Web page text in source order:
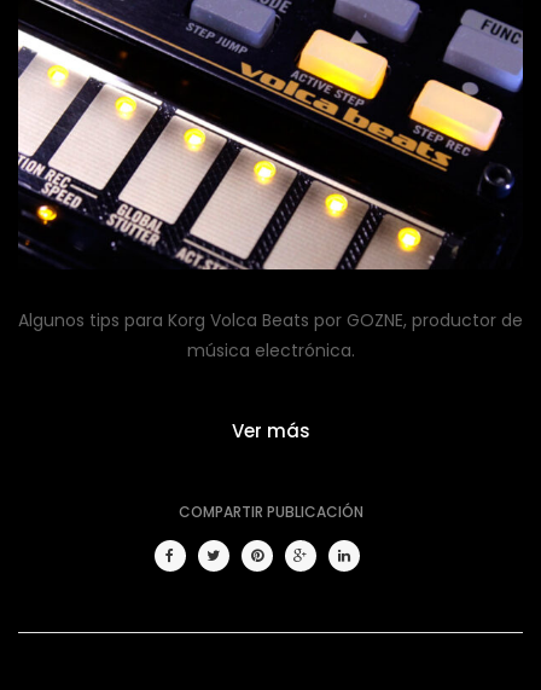
Algunos tips para Korg Volca Beats por GOZNE, productor de
música electrónica.
Ver más
COMPARTIR PUBLICACIÓN